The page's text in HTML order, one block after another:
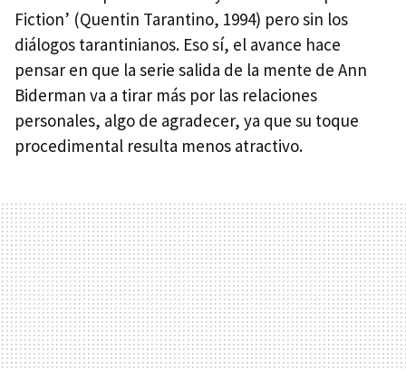
Fiction’ (Quentin Tarantino, 1994) pero sin los
diálogos tarantinianos. Eso sí, el avance hace
pensar en que la serie salida de la mente de Ann
Biderman va a tirar más por las relaciones
personales, algo de agradecer, ya que su toque
procedimental resulta menos atractivo.